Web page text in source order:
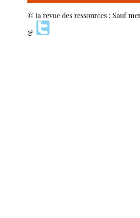
© la revue des ressources : Sauf
&